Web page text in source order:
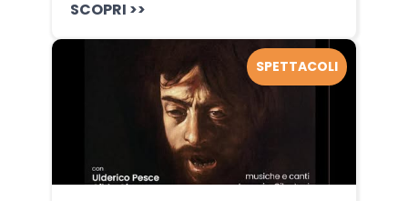
SCOPRI >>
SPETTACOLI